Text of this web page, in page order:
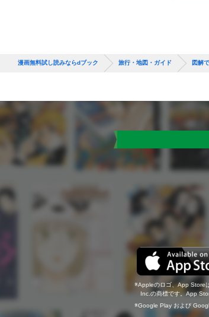
漫画無料試し読みならdブック 旅行・地図・ガイド 図解
Appleのロゴ、App Store
Inc.の商標です。App
Google Play および